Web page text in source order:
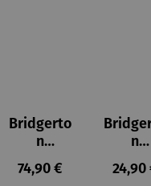
Bridgerto
n
Espressot
assen Set
Regulärer Preis:
74,90 €
n
se
24,90